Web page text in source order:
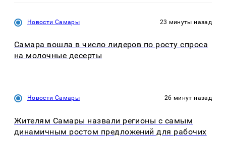
Новости Самары 23 минуты назад
Самара вошла в число лидеров по росту спроса
на молочные десерты
Новости Самары 26 минут назад
Жителям Самары назвали регионы с самым
динамичным ростом предложений для рабочих